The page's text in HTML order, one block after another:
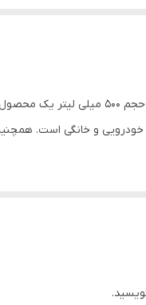
اسپری چربی زدا بسیار قوی
و خانگی است.